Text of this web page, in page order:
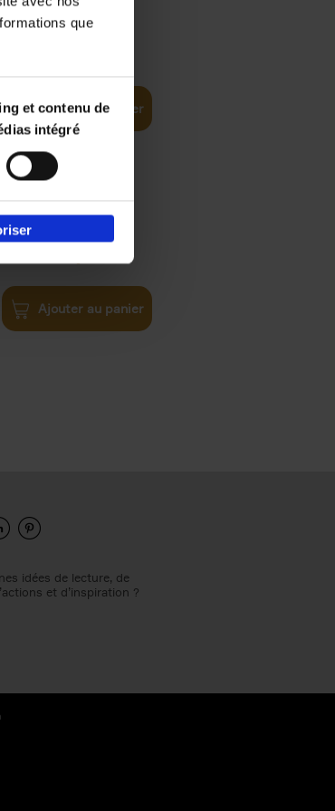
que
et contenu de
intégré
Ajouter au panier
€34,99
Ajouter au panier
idées de lecture, de
et d’inspiration ?